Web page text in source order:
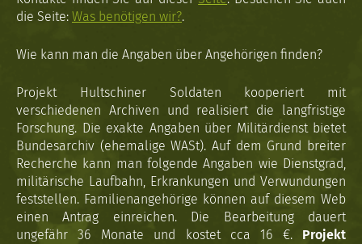
die Seite: Was benötigen wir?.
Wie kann man die Angaben über Angehörigen finden?
Projekt Hultschiner Soldaten kooperiert mit
verschiedenen Archiven und realisiert die langfristige
Forschung. Die exakte Angaben über Militärdienst bietet
Bundesarchiv (ehemalige WASt). Auf dem Grund breiter
Recherche kann man folgende Angaben wie Dienstgrad,
militärische Laufbahn, Erkrankungen und Verwundungen
feststellen. Familienangehörige können auf diesem Web
einen Antrag einreichen. Die Bearbeitung dauert
ungefähr 36 Monate und kostet cca 16 €. Projekt